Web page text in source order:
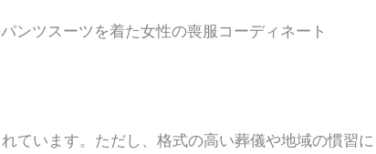
ています。ただし、格式の高い葬儀や地域の慣習